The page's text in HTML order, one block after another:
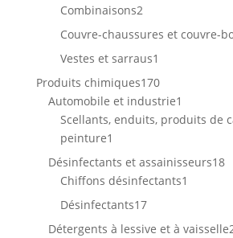
produits
Combinaisons22
produits
Couvre-chaussures et couvre-
Vestes et sarraus1
produit
Produits chimiques170170
produits
Automobile et industrie1
produit
Scellants, enduits, produits de
peinture1
produit
Désinfectants et assainisseurs1818
Chiffons désinfectants1
Désinfectants1717
produits
Détergents à lessive et à vaisselle